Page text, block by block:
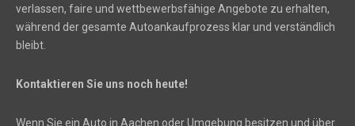
verlassen, faire und wettbewerbsfähige Angebote zu erhalten,
während der gesamte Autoankaufprozess klar und verständlich
bleibt.
Kontaktieren Sie uns noch heute!
Wenn Sie ein Auto in Aachen oder Umgebung besitzen und über